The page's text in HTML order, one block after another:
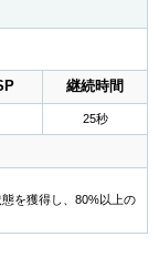
継続時間
25秒
態を獲得し、80%以上の